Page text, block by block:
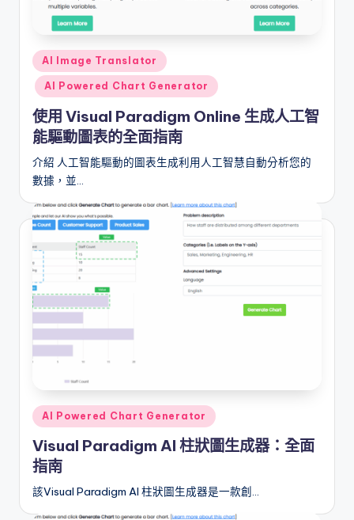
n
a
C
h
in
e
s
e
-
A
si
g
h
t
Posted
in
AI Image Translator
AI Powered Chart Generator
使用 Visual Paradigm Online 生成人工智
能驅動圖表的全面指南
介紹 人工智能驅動的圖表生成利用人工智慧自動分析您的
數據，並…
Posted
in
AI Powered Chart Generator
Visual Paradigm AI 柱狀圖生成器：全面
指南
該Visual Paradigm AI 柱狀圖生成器是一款創…